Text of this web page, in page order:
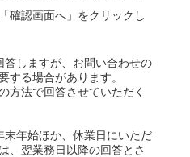
確認画面へ」をクリックし
しますが、お問い合わせの
する場合があります。
方法で回答させていただく
年始ほか、休業日にいただ
、翌業務日以降の回答とさ